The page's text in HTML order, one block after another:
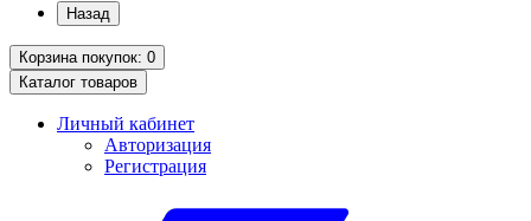
Назад
Корзинапокупок: 0
Каталог товаров
Личный кабинет
Авторизация
Регистрация